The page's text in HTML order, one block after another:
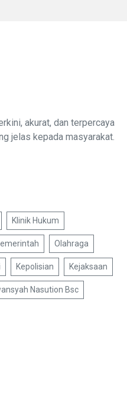
akurat, dan terpercaya
jelas kepada masyarakat.
Klinik Hukum
Olahraga
Kepolisian Kejaksaan
Nasution Bsc